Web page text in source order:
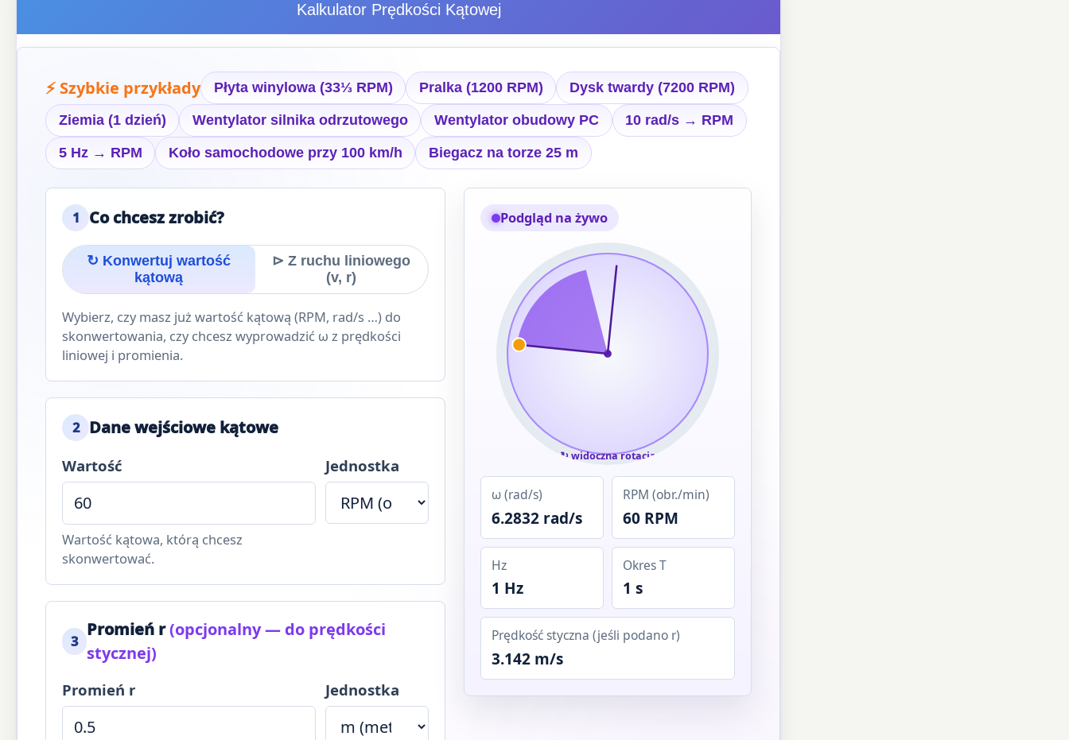
Kalkulator Prędkości Kątowej
⚡ Szybkie przykłady Płyta winylowa (33⅓ RPM) Pralka (1200 RPM) Dysk twardy (7200 RPM)
Ziemia (1 dzień) Wentylator silnika odrzutowego Wentylator obudowy PC 10 rad/s → RPM
5 Hz → RPM Koło samochodowe przy 100 km/h Biegacz na torze 25 m
1 Co chcesz zrobić?
↻ Konwertuj wartość
kątową
⊳ Z ruchu liniowego
(v, r)
Wybierz, czy masz już wartość kątową (RPM, rad/s …) do
skonwertowania, czy chcesz wyprowadzić ω z prędkości
liniowej i promienia.
2 Dane wejściowe kątowe
Wartość
Wartość kątowa, którą chcesz
skonwertować.
Jednostka
3
Promień r(opcjonalny — do prędkości
stycznej)
Promień r Jednostka
Podgląd na żywo
↻ widoczna rotacja
ω (rad/s)
6.2832 rad/s
RPM (obr./min)
60 RPM
Hz
1 Hz
Okres T
1 s
Prędkość styczna (jeśli podano r)
3.142 m/s